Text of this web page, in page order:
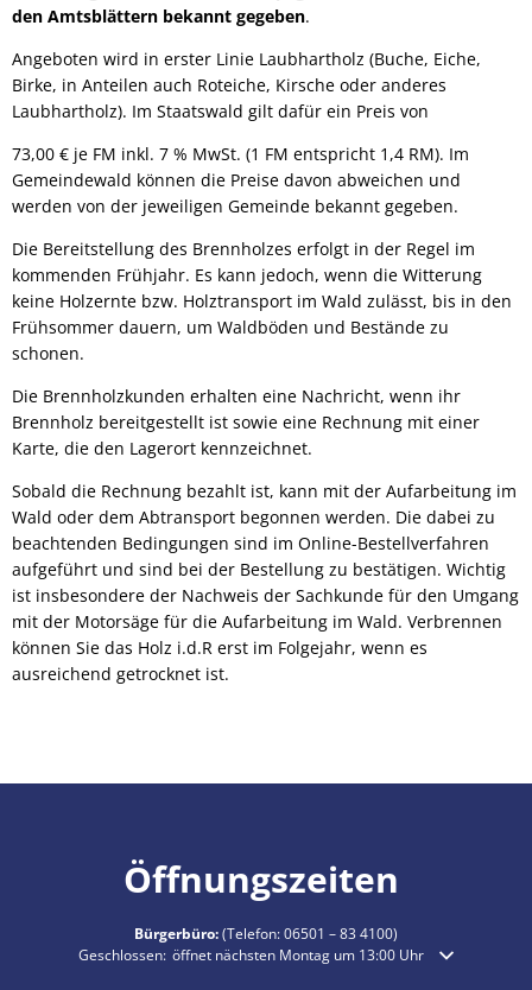
den Amtsblättern bekannt gegeben.
Angeboten wird in erster Linie Laubhartholz (Buche, Eiche,
Birke, in Anteilen auch Roteiche, Kirsche oder anderes
Laubhartholz). Im Staatswald gilt dafür ein Preis von
73,00 € je FM inkl. 7 % MwSt. (1 FM entspricht 1,4 RM). Im
Gemeindewald können die Preise davon abweichen und
werden von der jeweiligen Gemeinde bekannt gegeben.
Die Bereitstellung des Brennholzes erfolgt in der Regel im
kommenden Frühjahr. Es kann jedoch, wenn die Witterung
keine Holzernte bzw. Holztransport im Wald zulässt, bis in den
Frühsommer dauern, um Waldböden und Bestände zu
schonen.
Die Brennholzkunden erhalten eine Nachricht, wenn ihr
Brennholz bereitgestellt ist sowie eine Rechnung mit einer
Karte, die den Lagerort kennzeichnet.
Sobald die Rechnung bezahlt ist, kann mit der Aufarbeitung im
Wald oder dem Abtransport begonnen werden. Die dabei zu
beachtenden Bedingungen sind im Online-Bestellverfahren
aufgeführt und sind bei der Bestellung zu bestätigen. Wichtig
ist insbesondere der Nachweis der Sachkunde für den Umgang
mit der Motorsäge für die Aufarbeitung im Wald. Verbrennen
können Sie das Holz i.d.R erst im Folgejahr, wenn es
ausreichend getrocknet ist.
Öffnungszeiten
Bürgerbüro:(Telefon:06501 – 83 4100)
Klicken, um weitere Öffnungs- oder Schließzeiten auszublenden
Geschlossen: öffnet nächsten Montag um 13:00 Uhr